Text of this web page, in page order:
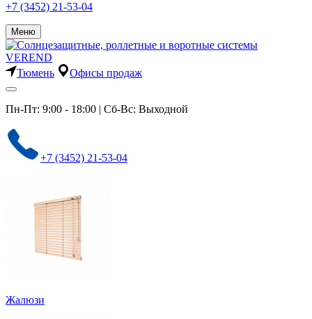
+7 (3452) 21-53-04
Меню
Тюмень Офисы продаж
Пн-Пт: 9:00 - 18:00 | Сб-Вс: Выходной
+7 (3452) 21-53-04
Жалюзи